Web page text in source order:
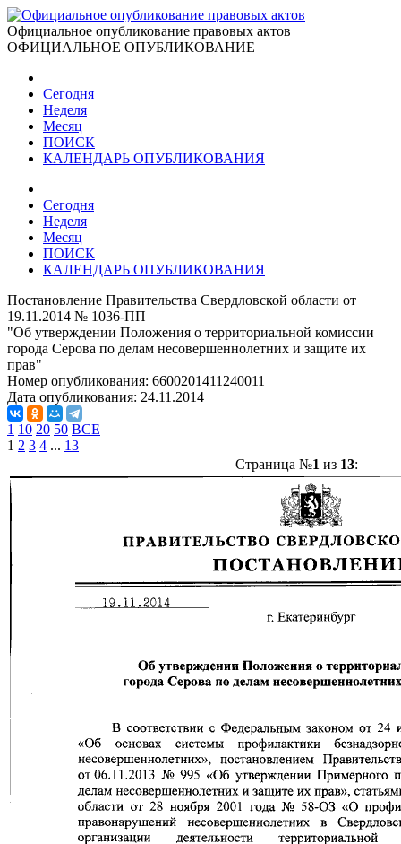
Официальное опубликование правовых актов
ОФИЦИАЛЬНОЕ ОПУБЛИКОВАНИЕ
Сегодня
Неделя
Месяц
ПОИСК
КАЛЕНДАРЬ ОПУБЛИКОВАНИЯ
Сегодня
Неделя
Месяц
ПОИСК
КАЛЕНДАРЬ ОПУБЛИКОВАНИЯ
Постановление Правительства Свердловской области от
19.11.2014 № 1036-ПП
"Об утверждении Положения о территориальной комиссии
города Серова по делам несовершеннолетних и защите их
прав"
Номер опубликования: 6600201411240011
Дата опубликования: 24.11.2014
1 10 20 50 ВСЕ
1 2 3 4 ... 13
Страница №1 из 13: